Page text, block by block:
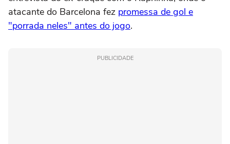
atacante do Barcelona fez promessa de gol e
"porrada neles" antes do jogo.
PUBLICIDADE